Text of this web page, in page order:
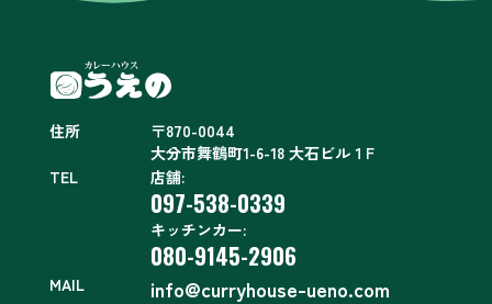
住所
〒870-0044
大分市舞鶴町1-6-18 大石ビル１F
TEL
店舗:
097-538-0339
キッチンカー:
080-9145-2906
MAIL info@curryhouse-ueno.com